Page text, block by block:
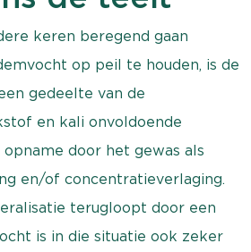
keren beregend gaan
op peil te houden, is de
gedeelte van de
en kali onvoldoende
door het gewas als
en/of concentratieverlaging.
terugloopt door een
is in die situatie ook zeker